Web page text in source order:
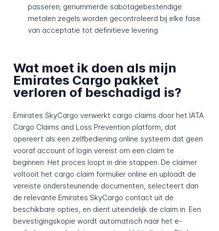
passeren; genummerde sabotagebestendige
metalen zegels worden gecontroleerd bij elke fase
van acceptatie tot definitieve levering
Wat moet ik doen als mijn
Emirates Cargo pakket
verloren of beschadigd is?
Emirates SkyCargo verwerkt cargo claims door het IATA
Cargo Claims and Loss Prevention platform, dat
opereert als een zelfbediening online systeem dat geen
vooraf account of login vereist om een claim te
beginnen. Het proces loopt in drie stappen. De claimer
voltooit het cargo claim formulier online en uploadt de
vereiste ondersteunende documenten, selecteert dan
de relevante Emirates SkyCargo contact uit de
beschikbare opties, en dient uiteindelijk de claim in. Een
bevestigingskopie wordt automatisch naar het e-